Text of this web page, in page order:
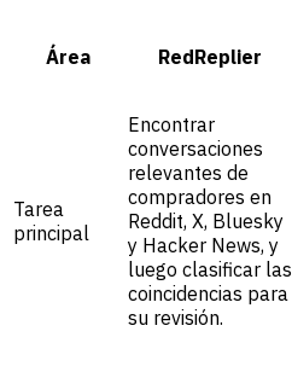
Área RedReplier
Tarea
principal
Encontrar
conversaciones
relevantes de
compradores en
Reddit, X, Bluesky
y Hacker News, y
luego clasificar las
coincidencias para
su revisión.